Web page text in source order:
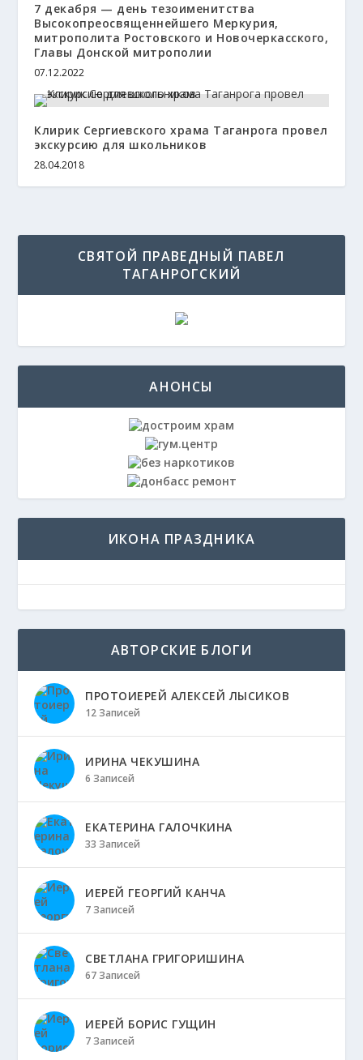
7 декабря — день тезоименитства
Высокопреосвященнейшего Меркурия,
митрополита Ростовского и Новочеркасского,
Главы Донской митрополии
07.12.2022
Клирик Сергиевского храма Таганрога провел
экскурсию для школьников
28.04.2018
СВЯТОЙ ПРАВЕДНЫЙ ПАВЕЛ
ТАГАНРОГСКИЙ
АНОНСЫ
ИКОНА ПРАЗДНИКА
АВТОРСКИЕ БЛОГИ
ПРОТОИЕРЕЙ АЛЕКСЕЙ ЛЫСИКОВ
12 Записей
ИРИНА ЧЕКУШИНА
6 Записей
ЕКАТЕРИНА ГАЛОЧКИНА
33 Записей
ИЕРЕЙ ГЕОРГИЙ КАНЧА
7 Записей
СВЕТЛАНА ГРИГОРИШИНА
67 Записей
ИЕРЕЙ БОРИС ГУЩИН
7 Записей